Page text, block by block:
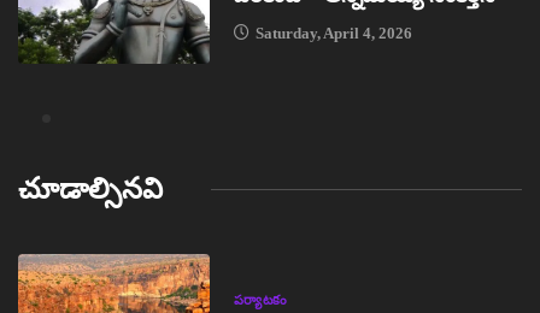
Saturday, April 4, 2026
చూడాల్సినవి
పర్యాటకం